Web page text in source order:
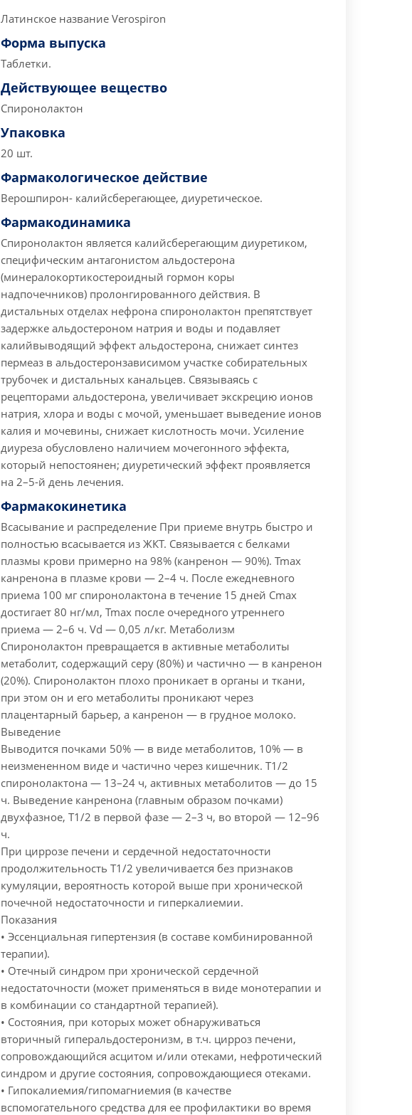
Латинское название Verospiron
Форма выпуска
Таблетки.
Действующее вещество
Спиронолактон
Упаковка
20 шт.
Фармакологическое действие
Верошпирон- калийсберегающее, диуретическое.
Фармакодинамика
Спиронолактон является калийсберегающим диуретиком,
специфическим антагонистом альдостерона
(минералокортикостероидный гормон коры
надпочечников) пролонгированного действия. В
дистальных отделах нефрона спиронолактон препятствует
задержке альдостероном натрия и воды и подавляет
калийвыводящий эффект альдостерона, снижает синтез
пермеаз в альдостеронзависимом участке собирательных
трубочек и дистальных канальцев. Связываясь с
рецепторами альдостерона, увеличивает экскрецию ионов
натрия, хлора и воды с мочой, уменьшает выведение ионов
калия и мочевины, снижает кислотность мочи. Усиление
диуреза обусловлено наличием мочегонного эффекта,
который непостоянен; диуретический эффект проявляется
на 2–5-й день лечения.
Фармакокинетика
Всасывание и распределениеПри приеме внутрь быстро и
полностью всасывается из ЖКТ. Связывается с белками
плазмы крови примерно на 98% (канренон — 90%). Tmax
канренона в плазме крови — 2–4 ч. После ежедневного
приема 100 мг спиронолактона в течение 15 дней Cmax
достигает 80 нг/мл, Tmax после очередного утреннего
приема — 2–6 ч. Vd — 0,05 л/кг. Метаболизм
Спиронолактон превращается в активные метаболиты
метаболит, содержащий серу (80%) и частично — в канренон
(20%). Спиронолактон плохо проникает в органы и ткани,
при этом он и его метаболиты проникают через
плацентарный барьер, а канренон — в грудное молоко.
Выведение
Выводится почками 50% — в виде метаболитов, 10% — в
неизмененном виде и частично через кишечник. T1/2
спиронолактона — 13–24 ч, активных метаболитов — до 15
ч. Выведение канренона (главным образом почками)
двухфазное, T1/2 в первой фазе — 2–3 ч, во второй — 12–96
ч.
При циррозе печени и сердечной недостаточности
продолжительность T1/2 увеличивается без признаков
кумуляции, вероятность которой выше при хронической
почечной недостаточности и гиперкалиемии.
Показания
• Эссенциальная гипертензия (в составе комбинированной
терапии).
• Отечный синдром при хронической сердечной
недостаточности (может применяться в виде монотерапии и
в комбинации со стандартной терапией).
• Состояния, при которых может обнаруживаться
вторичный гиперальдостеронизм, в т.ч. цирроз печени,
сопровождающийся асцитом и/или отеками, нефротический
синдром и другие состояния, сопровождающиеся отеками.
• Гипокалиемия/гипомагниемия (в качестве
вспомогательного средства для ее профилактики во время